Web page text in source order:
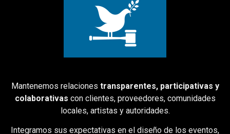
Mantenemos relaciones transparentes, participativas y
colaborativas con clientes, proveedores, comunidades
locales, artistas y autoridades.
Integramos sus expectativas en el diseño de los eventos,